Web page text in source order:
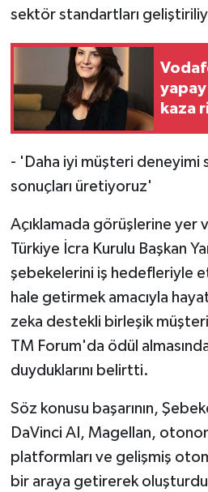
sektör standartları
kaza
- 'Daha iyi müşteri deneyimi
sonuçları üretiyoruz'
Açıklamada görüşlerine yer
Türkiye İcra Kurulu Başkan
şebekelerini iş hedefleriyle
hale getirmek amacıyla
zeka destekli birleşik
TM Forum'da ödül
duyduklarını belirtti.
Söz konusu başarının,
DaVinci AI, Magellan,
platformları ve gelişmiş
bir araya getirerek